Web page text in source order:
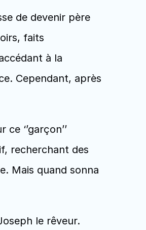
faits
à la
Cependant, après
recherchant des
Mais quand sonna